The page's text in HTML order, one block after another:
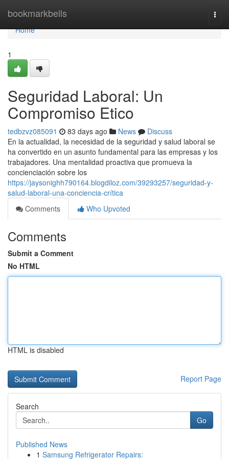
bookmarkbells
Home
Home
1
Seguridad Laboral: Un
Compromiso Etico
tedbzvz085091 83 days ago News
Discuss
En la actualidad, la necesidad de la seguridad y salud laboral se
ha convertido en un asunto fundamental para las empresas y los
trabajadores. Una mentalidad proactiva que promueva la
concienciación sobre los
https://jaysonighh790164.blogdiloz.com/39293257/seguridad-y-
salud-laboral-una-conciencia-crítica
Comments
Who Upvoted
Comments
Submit a Comment
No HTML
HTML is disabled
Report Page
Search
Go
Published News
1 Samsung Refrigerator Repairs: